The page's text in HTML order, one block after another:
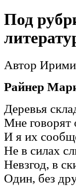
Под
Автор
Райнер
Деревья
Мне говорят
И я их
Не в силах
Невзгод, в
Один, без